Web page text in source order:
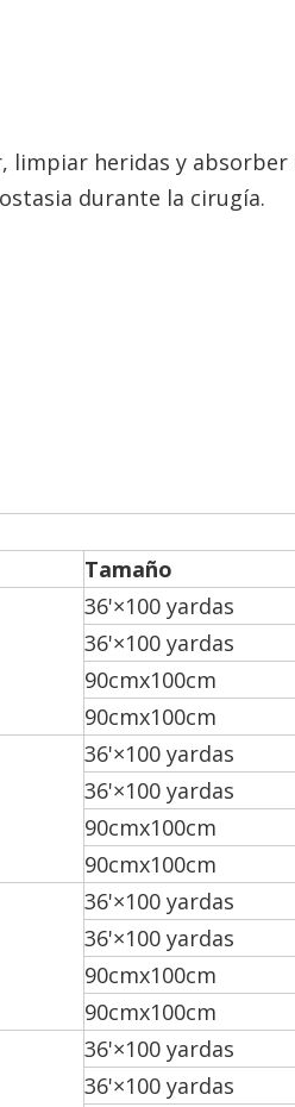
limpiar heridas y
durante la cirugía.
Tamaño
36'×100 yardas
36'×100 yardas
90cmx100cm
90cmx100cm
36'×100 yardas
36'×100 yardas
90cmx100cm
90cmx100cm
36'×100 yardas
36'×100 yardas
90cmx100cm
90cmx100cm
36'×100 yardas
36'×100 yardas